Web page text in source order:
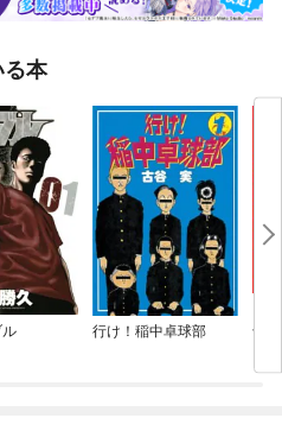
る本
行け！稲中卓球部 十